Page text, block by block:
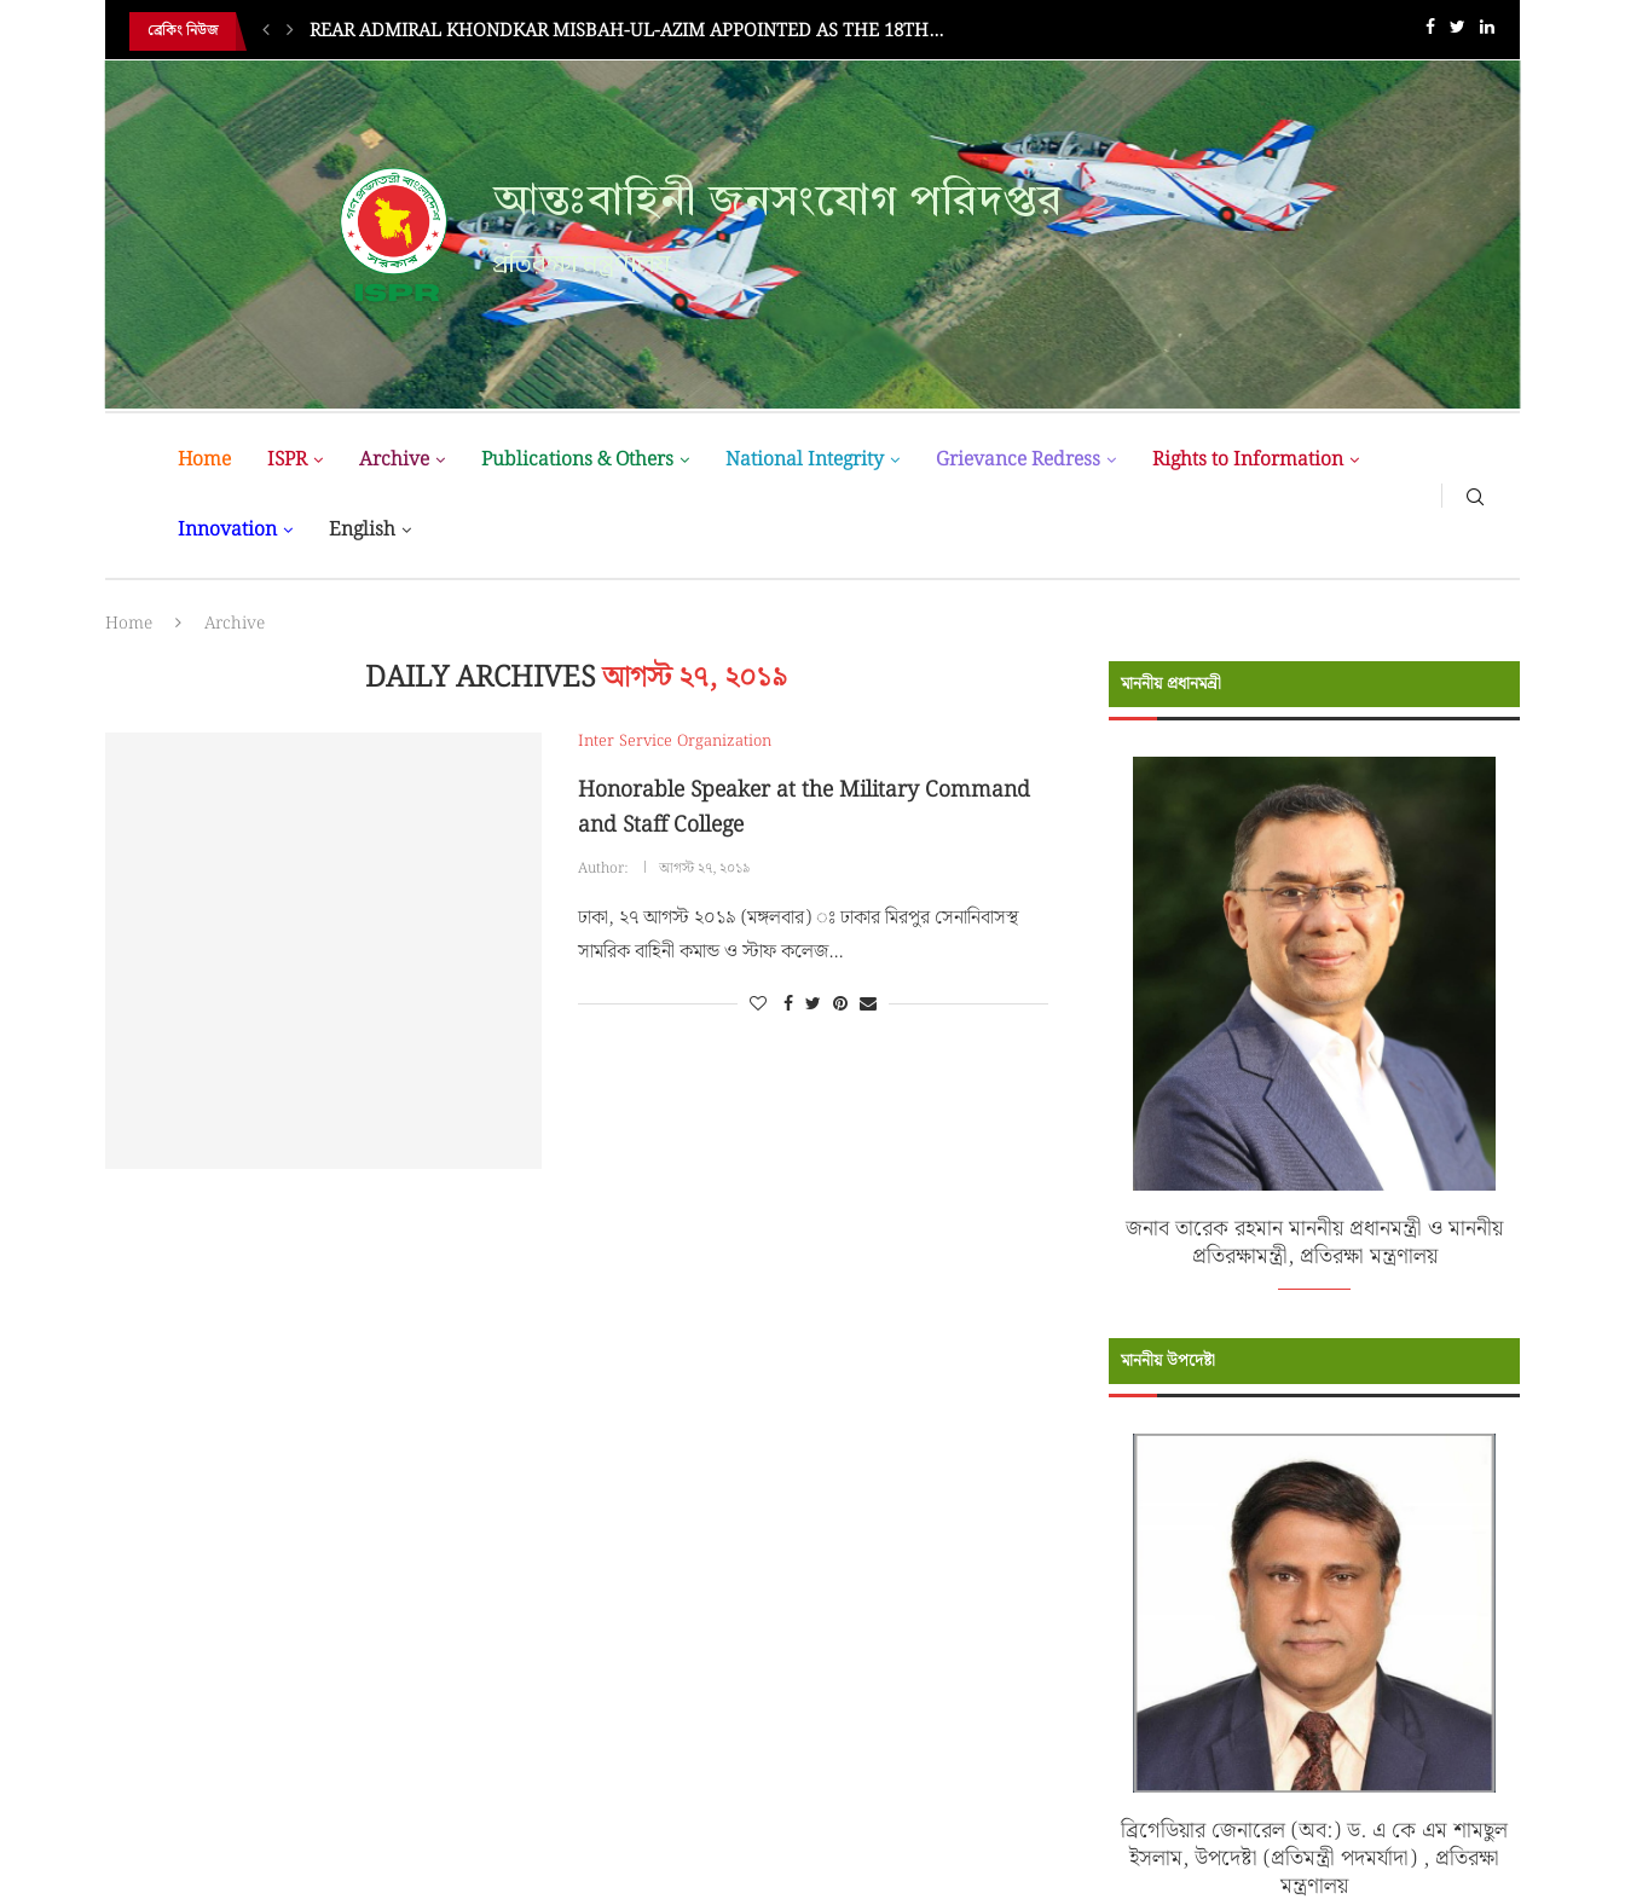
ব্রেকিং নিউজ BUP Holds Its 18th Annual Senate Meeting MIST MAVIROV Crowned as Champion at MATE ROV...
আন্তঃবাহিনী জনসংযোগ পরিদপ্তর
প্রতিরক্ষা মন্ত্রণালয়
Home ISPR Archive Publications & Others National Integrity Grievance Redress Rights to Information
Innovation English
Home Archive
DAILY ARCHIVESআগস্ট ২৭, ২০১৯
Inter Service Organization
Honorable Speaker at the Military Command
and Staff College
Author: আগস্ট ২৭, ২০১৯
ঢাকা, ২৭ আগস্ট ২০১৯ (মঙ্গলবার) ঃ ঢাকার মিরপুর সেনানিবাসস্থ
সামরিক বাহিনী কমান্ড ও স্টাফ কলেজ…
মাননীয় প্রধানমন্রী
জনাব তারেক রহমান মাননীয় প্রধানমন্ত্রী ও মাননীয়
প্রতিরক্ষামন্ত্রী, প্রতিরক্ষা মন্ত্রণালয়
মাননীয় উপদেষ্টা
ব্রিগেডিয়ার জেনারেল (অব:) ড. এ কে এম শামছুল
ইসলাম, উপদেষ্টা (প্রতিমন্ত্রী পদমর্যাদা) , প্রতিরক্ষা
মন্ত্রণালয়